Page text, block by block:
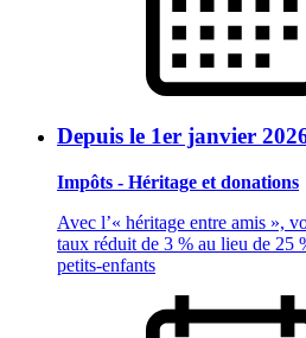
Depuis le 1er janvier
Impôts - Héritage et donations
Avec l’« héritage entre amis »,
taux réduit de 3 % au lieu de 25
petits‑enfants